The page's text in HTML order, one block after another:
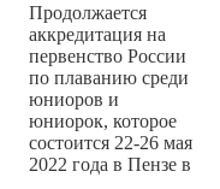
Продолжается
аккредитация на
первенство России
по плаванию среди
юниоров и
юниорок, которое
состоится 22-26 мая
2022 года в Пензе в